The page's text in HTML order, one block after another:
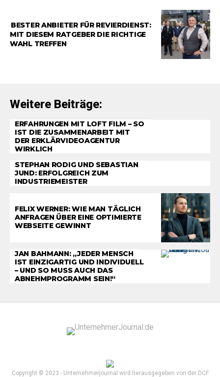
RATGEBER
BESTER ANBIETER FÜR REVIERDIENST:
MIT DIESEM RATGEBER DIE RICHTIGE
WAHL TREFFEN
Weitere Beiträge:
ERFAHRUNGEN MIT LOFT FILM – SO
IST DIE ZUSAMMENARBEIT MIT
DER ERKLÄRVIDEOAGENTUR
WIRKLICH
STEPHAN RODIG UND SEBASTIAN
JUND: ERFOLGREICH ZUM
INDUSTRIEMEISTER
FELIX WERNER: WIE MAN TÄGLICH
ANFRAGEN ÜBER EINE OPTIMIERTE
WEBSEITE GEWINNT
JAN BAHMANN: „JEDER MENSCH
IST EINZIGARTIG UND INDIVIDUELL
– UND SO MUSS AUCH DAS
ABNEHMPROGRAMM SEIN!“
Copyright © 2023 - Unternehmerjournal wird herausgegeben von der DCF